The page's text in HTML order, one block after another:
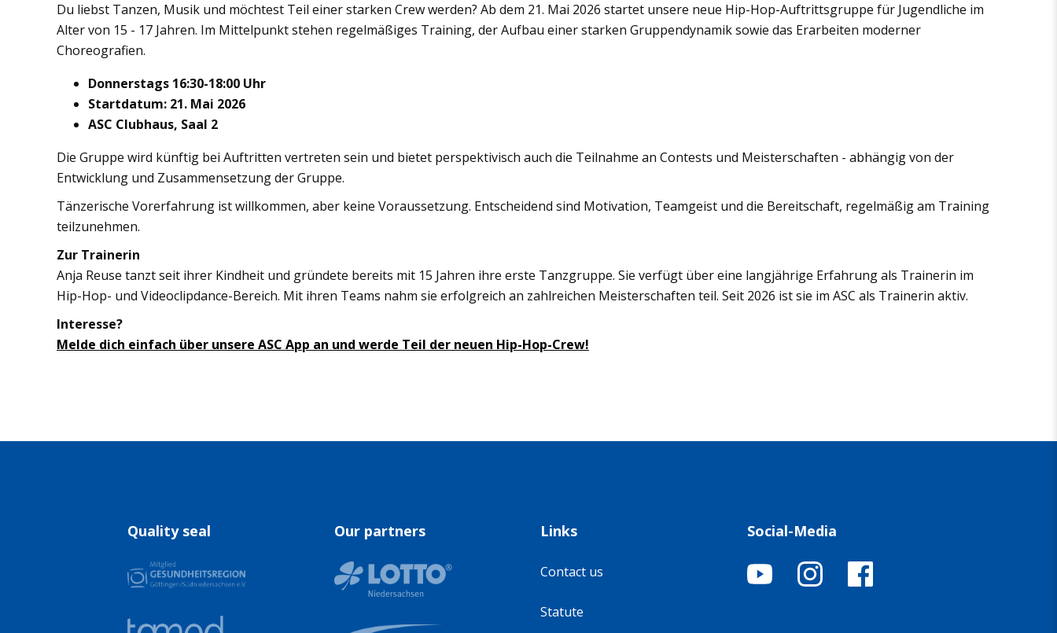
Du liebst Tanzen, Musik und möchtest Teil einer starken Crew werden? Ab dem 21. Mai 2026 startet unsere neue Hip-Hop-Auftrittsgruppe für Jugendliche im
Alter von 15 - 17 Jahren. Im Mittelpunkt stehen regelmäßiges Training, der Aufbau einer starken Gruppendynamik sowie das Erarbeiten moderner
Choreografien.
Donnerstags 16:30-18:00 Uhr
Startdatum: 21. Mai 2026
ASC Clubhaus, Saal 2
Die Gruppe wird künftig bei Auftritten vertreten sein und bietet perspektivisch auch die Teilnahme an Contests und Meisterschaften - abhängig von der
Entwicklung und Zusammensetzung der Gruppe.
Tänzerische Vorerfahrung ist willkommen, aber keine Voraussetzung. Entscheidend sind Motivation, Teamgeist und die Bereitschaft, regelmäßig am Training
teilzunehmen.
Zur Trainerin
Anja Reuse tanzt seit ihrer Kindheit und gründete bereits mit 15 Jahren ihre erste Tanzgruppe. Sie verfügt über eine langjährige Erfahrung als Trainerin im
Hip-Hop- und Videoclipdance-Bereich. Mit ihren Teams nahm sie erfolgreich an zahlreichen Meisterschaften teil. Seit 2026 ist sie im ASC als Trainerin aktiv.
Interesse?
Melde dich einfach über unsere ASC App an und werde Teil der neuen Hip-Hop-Crew!
Quality seal Our partners Links
Contact us
Statute
Social-Media